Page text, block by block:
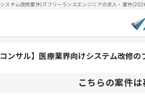
システム改修案件| ITフリーランスエンジニアの求人・案件
コンサル】医療業界向けシステム改修
こちらの案件